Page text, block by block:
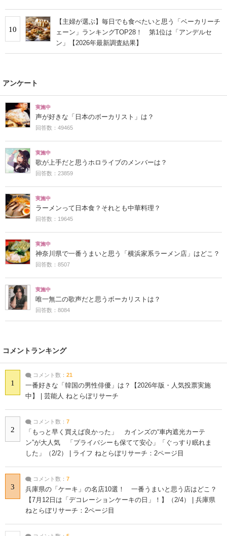
10
【主婦が選ぶ】毎日でも食べたいと思う「ベーカリーチ
ェーン」ランキングTOP28！ 第1位は「アンデルセ
ン」【2026年最新調査結果】
アンケート
実施中
声が好きな「日本のボーカリスト」は？
回答数：49465
実施中
歌が上手だと思うホロライブのメンバーは？
回答数：23859
実施中
ラーメンって日本食？それとも中華料理？
回答数：19645
実施中
神奈川県で一番うまいと思う「横浜家系ラーメン店」はどこ？
回答数：8507
実施中
唯一無二の歌声だと思うボーカリストは？
回答数：8084
コメントランキング
1
コメント数： 21
一番好きな「韓国の男性俳優」は？【2026年版・人気投票実施
中】 | 芸能人 ねとらぼリサーチ
2
コメント数： 7
「もっと早く買えば良かった」 カインズの“車内遮光カーテ
ン”が大人気 「プライバシーも保てて安心」「ぐっすり眠れま
した」（2/2） | ライフ ねとらぼリサーチ：2ページ目
3
コメント数： 7
兵庫県の「ケーキ」の名店10選！ 一番うまいと思う店はどこ？
【7月12日は「デコレーションケーキの日」！】（2/4） | 兵庫県
ねとらぼリサーチ：2ページ目